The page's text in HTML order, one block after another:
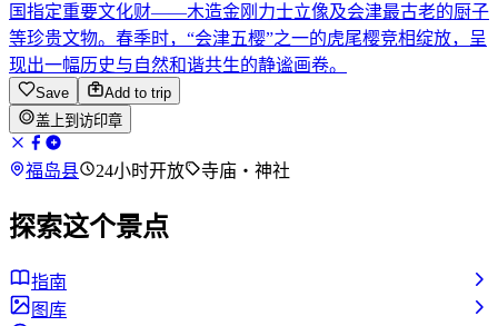
国指定重要文化财——木造金刚力士立像及会津最古老的厨子
等珍贵文物。春季时，“会津五樱”之一的虎尾樱竞相绽放，呈
现出一幅历史与自然和谐共生的静谧画卷。
Save
Add to trip
盖上到访印章
福岛县 24小时开放 寺庙・神社
探索这个景点
指南
图库